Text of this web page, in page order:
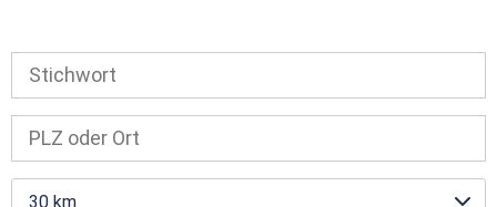
30 km